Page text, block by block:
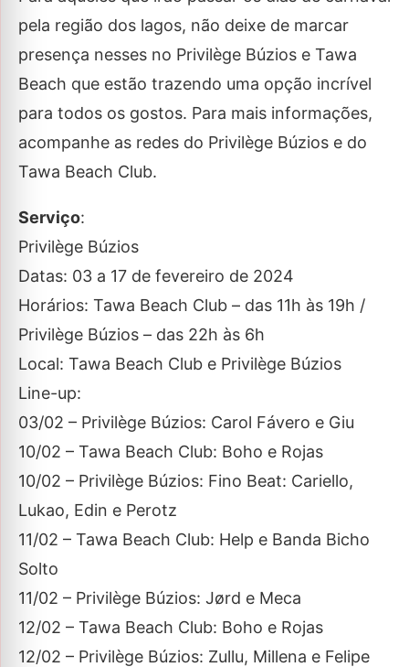
pela região dos lagos, não deixe de marcar
presença nesses no Privilège Búzios e Tawa
Beach que estão trazendo uma opção incrível
para todos os gostos. Para mais informações,
acompanhe as redes do Privilège Búzios e do
Tawa Beach Club.
Serviço:
Privilège Búzios
Datas: 03 a 17 de fevereiro de 2024
Horários: Tawa Beach Club – das 11h às 19h /
Privilège Búzios – das 22h às 6h
Local: Tawa Beach Club e Privilège Búzios
Line-up:
03/02 – Privilège Búzios: Carol Fávero e Giu
10/02 – Tawa Beach Club: Boho e Rojas
10/02 – Privilège Búzios: Fino Beat: Cariello,
Lukao, Edin e Perotz
11/02 – Tawa Beach Club: Help e Banda Bicho
Solto
11/02 – Privilège Búzios: Jørd e Meca
12/02 – Tawa Beach Club: Boho e Rojas
12/02 – Privilège Búzios: Zullu, Millena e Felipe